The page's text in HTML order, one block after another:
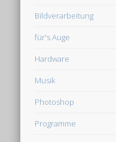
Bildverarbeitung
für's Auge
Hardware
Musik
Photoshop
Programme